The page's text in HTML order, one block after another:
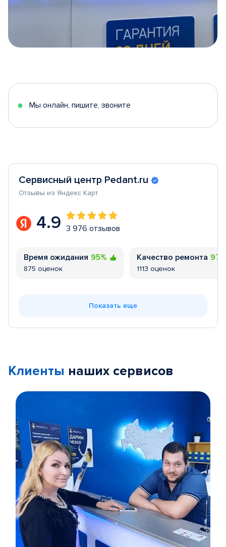
5
Мы онлайн, пишите, звоните
Сервисный центр Pedant.ru
Отзывы из Яндекс Карт
4.9 3 976 отзывов
Время ожидания 95%
875 оценок
Качество ремонта
1113 оценок
Показать еще
Клиенты наших сервисов